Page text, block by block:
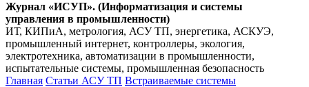
Журнал «ИСУП». (Информатизация и системы
управления в промышленности)
ИТ, КИПиА, метрология, АСУ ТП, энергетика, АСКУЭ,
промышленный интернет, контроллеры, экология,
электротехника, автоматизации в промышленности,
испытательные системы, промышленная безопасность
Главная Статьи АСУ ТП Встраиваемые системы